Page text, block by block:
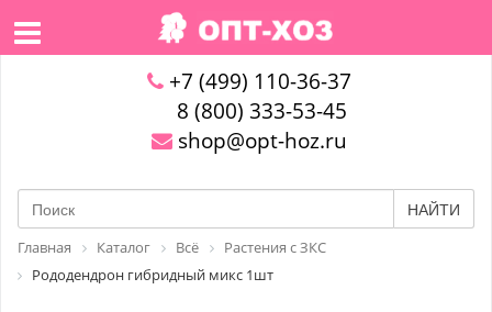
+7 (499) 110-36-37
8 (800) 333-53-45
shop@opt-hoz.ru
НАЙТИ
Главная Каталог Всё
Растения с ЗКС
Рододендрон гибридный микс 1шт